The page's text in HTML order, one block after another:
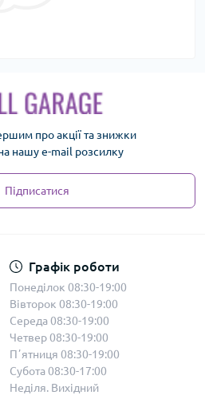
про акції та знижки
нашу e-mail розсилку
Підписатися
Графік роботи
Понеділок 08:30-19:00
Вівторок 08:30-19:00
Середа 08:30-19:00
Четвер 08:30-19:00
Пʼятниця 08:30-19:00
Субота 08:30-17:00
Неділя. Вихідний